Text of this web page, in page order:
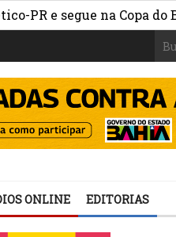
na Copa do Brasil »
ONLINE EDITORIAS